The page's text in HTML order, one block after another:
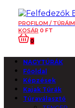
PROFILOM / TÚRÁIM
KOSÁR 0 FT
0
NAGYTÚRÁK
Főoldal
Képzések
Kajak Túrák
Túraválasztó